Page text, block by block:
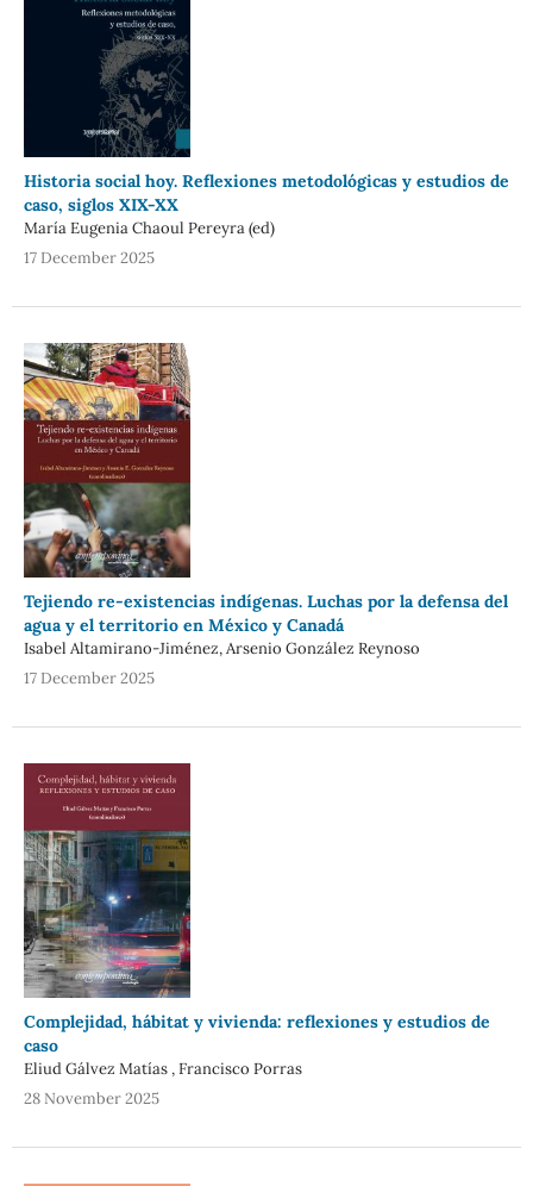
Historia social hoy. Reflexiones metodológicas y estudios de
caso, siglos XIX-XX
María Eugenia Chaoul Pereyra (ed)
17 December 2025
Tejiendo re-existencias indígenas. Luchas por la defensa del
agua y el territorio en México y Canadá
Isabel Altamirano-Jiménez, Arsenio González Reynoso
17 December 2025
Complejidad, hábitat y vivienda: reflexiones y estudios de
caso
Eliud Gálvez Matías , Francisco Porras
28 November 2025